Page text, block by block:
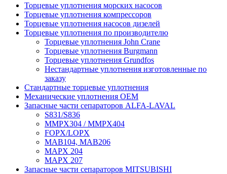
Торцевые уплотнения морских насосов
Торцевые уплотнения компрессоров
Торцевые уплотнения насосов дизелей
Торцевые уплотнения по производителю
Торцевые уплотнения John Crane
Торцевые уплотнения Burgmann
Торцевые уплотнения Grundfos
Нестандартные уплотнения изготовленные по
заказу
Стандартные торцевые уплотнения
Механические уплотнения OEM
Запасные части сепараторов ALFA-LAVAL
S831/S836
MMPX304 / MMPX404
FOPX/LOPX
MAB104, MAB206
MAPX 204
MAPX 207
Запасные части сепараторов MITSUBISHI